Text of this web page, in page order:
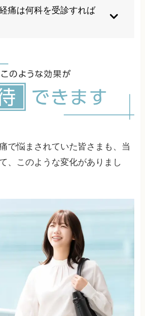
場合があります。当院では独自
特定します。
痛は何科を受診すれば
を目指すなら専門的な施術が可
療も有効な選択肢です。
で悩まされていた皆さまも、当
、このような変化がありまし